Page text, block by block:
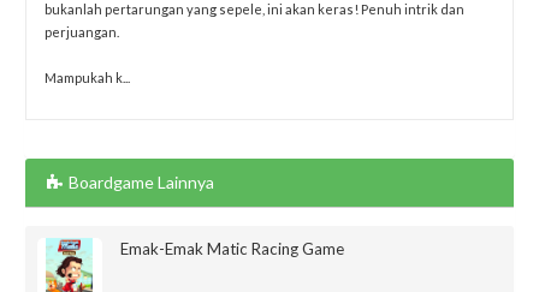
bukanlah pertarungan yang sepele, ini akan keras! Penuh intrik dan
perjuangan.
Mampukah k...
Boardgame Lainnya
Emak-Emak Matic Racing Game